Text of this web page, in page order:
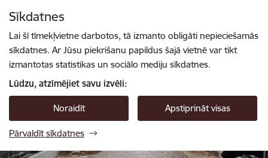
Sīkdatnes
Lai šī tīmekļvietne darbotos, tā izmanto obligāti nepieciešamās
sīkdatnes. Ar Jūsu piekrišanu papildus šajā vietnē var tikt
izmantotas statistikas un sociālo mediju sīkdatnes.
Lūdzu, atzīmējiet savu izvēli:
Noraidīt Apstiprināt visas
Pārvaldīt sīkdatnes
1 / 6